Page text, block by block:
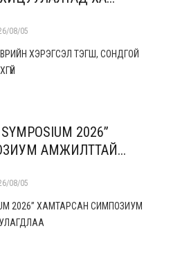
08/05
ХЭРЭГСЭЛ ТЭГШ, СОНДГОЙ
2026”
АМЖИЛТТАЙ...
08/05
2026” ХАМТАРСАН СИМПОЗИУМ